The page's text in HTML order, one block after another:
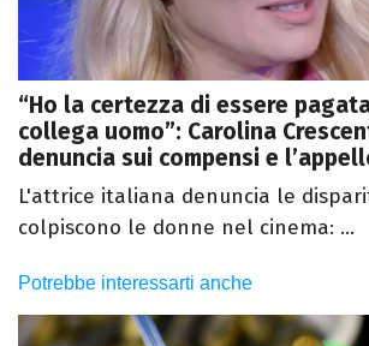
“Ho la certezza di essere
collega uomo”: Carolina
denuncia sui compensi e
L'attrice italiana denuncia le
colpiscono le donne nel cinema: ...